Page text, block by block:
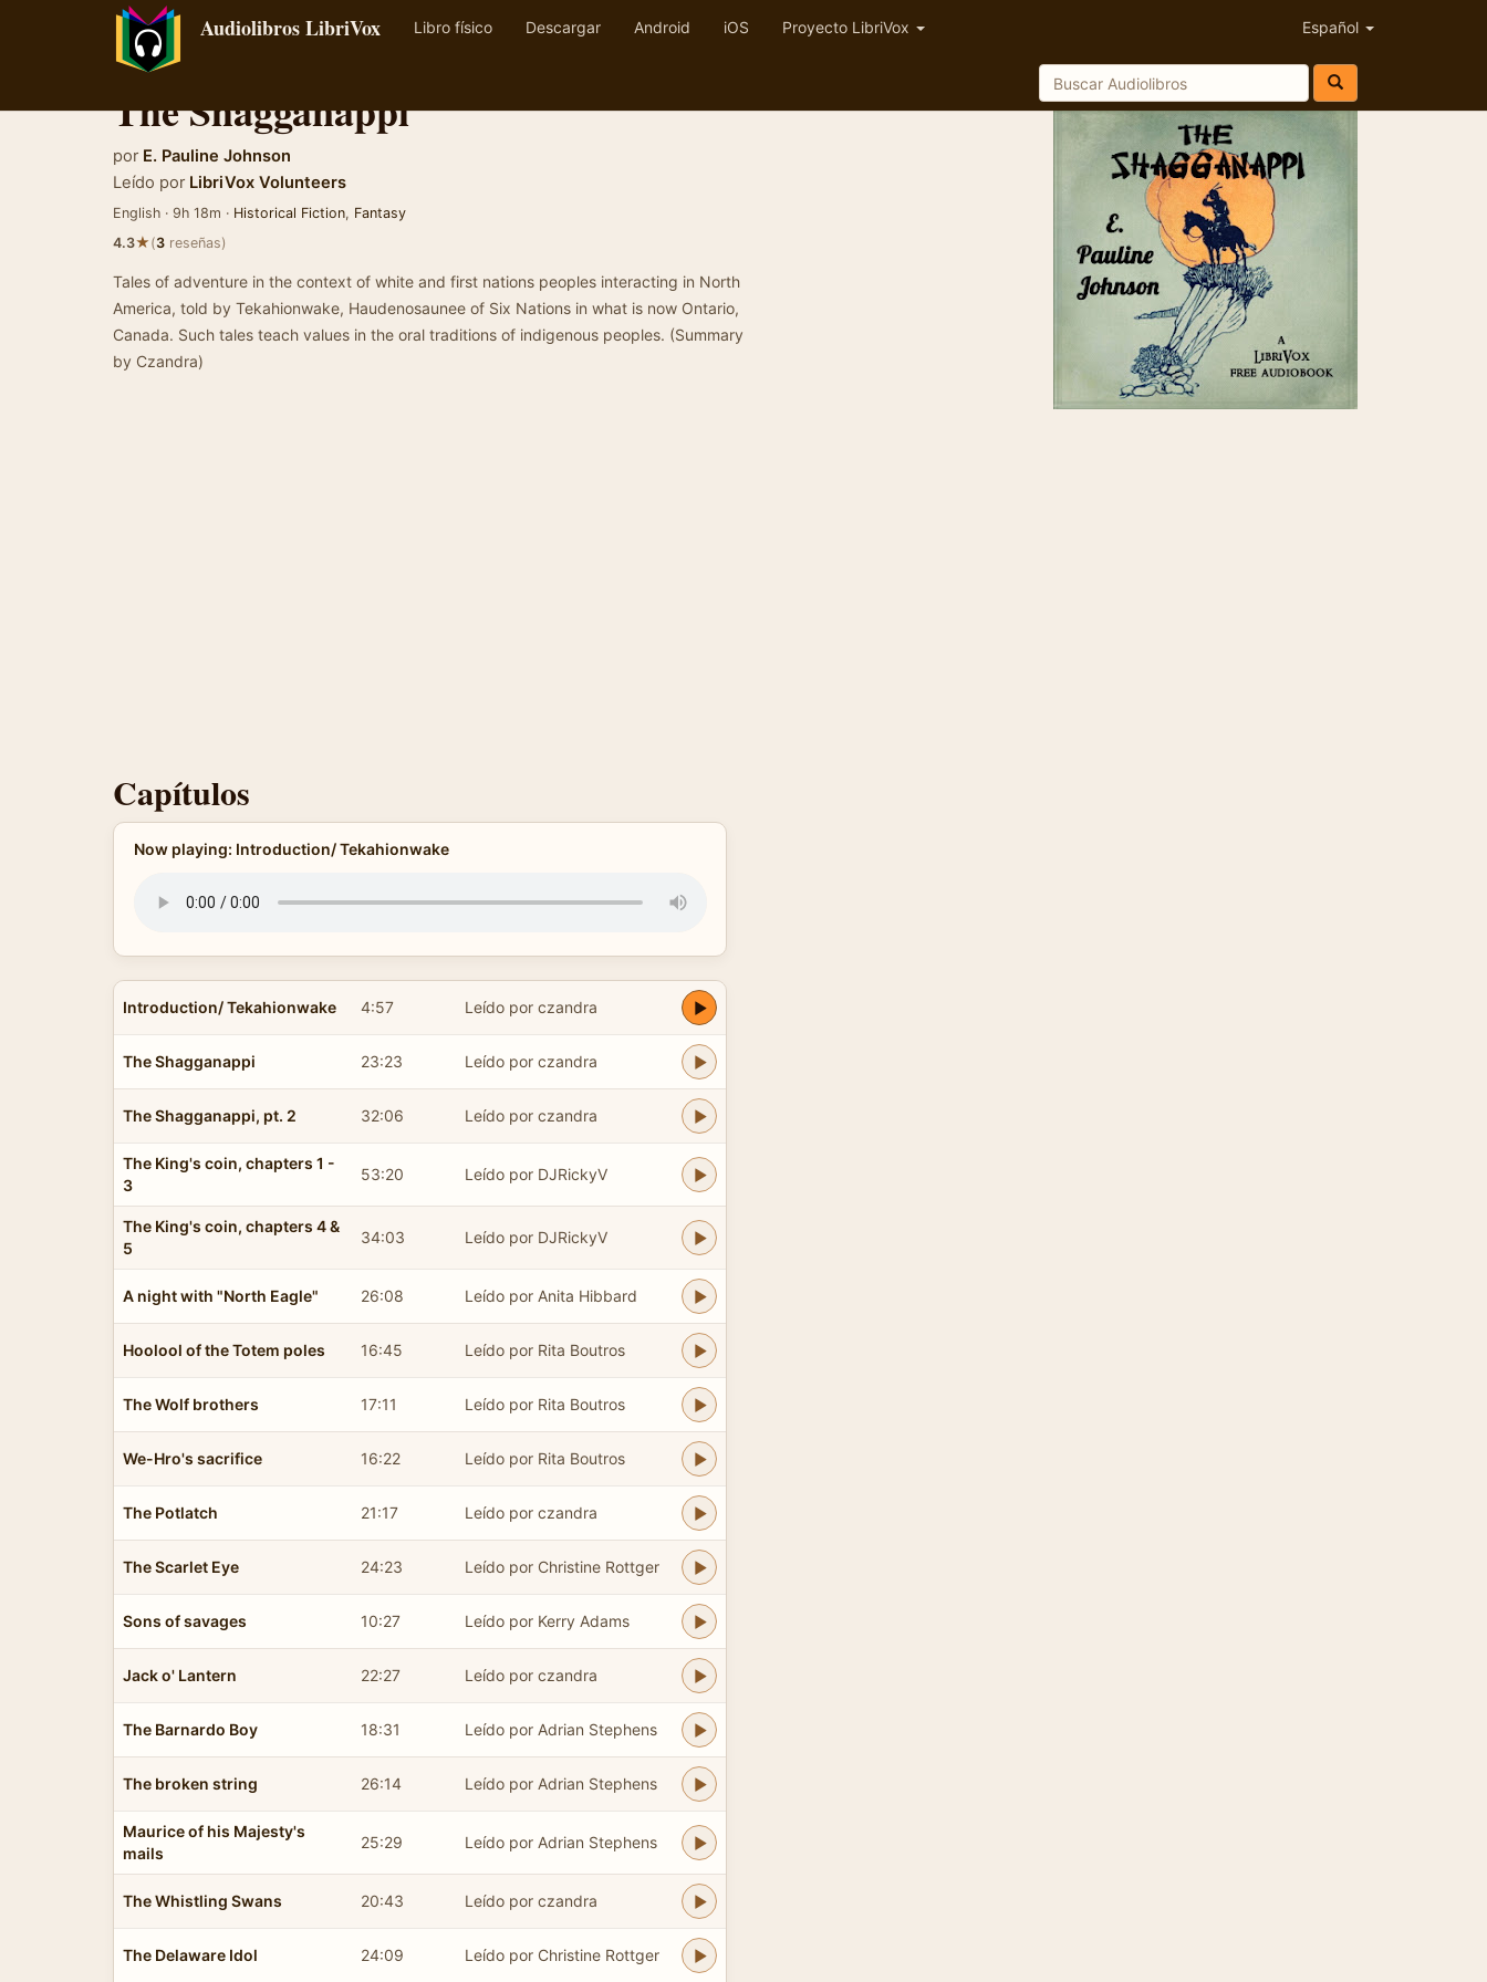
Audiolibros LibriVox Libro físico Descargar Android iOS Proyecto LibriVox Español
The Shagganappi
por E. Pauline Johnson
Leído por LibriVox Volunteers
English · 9h 18m · Historical Fiction, Fantasy
4.3★(3 reseñas)
Tales of adventure in the context of white and first nations peoples interacting in North
America, told by Tekahionwake, Haudenosaunee of Six Nations in what is now Ontario,
Canada. Such tales teach values in the oral traditions of indigenous peoples. (Summary
by Czandra)
Capítulos
Now playing: Introduction/ Tekahionwake
Introduction/ Tekahionwake 4:57 Leído por czandra
The Shagganappi 23:23 Leído por czandra
The Shagganappi, pt. 2 32:06 Leído por czandra
The King's coin, chapters 1 -
3
53:20 Leído por DJRickyV
The King's coin, chapters 4 &
5
34:03 Leído por DJRickyV
A night with "North Eagle" 26:08 Leído por Anita Hibbard
Hoolool of the Totem poles 16:45 Leído por Rita Boutros
The Wolf brothers 17:11 Leído por Rita Boutros
We-Hro's sacrifice 16:22 Leído por Rita Boutros
The Potlatch 21:17 Leído por czandra
The Scarlet Eye 24:23 Leído por Christine Rottger
Sons of savages 10:27 Leído por Kerry Adams
Jack o' Lantern 22:27 Leído por czandra
The Barnardo Boy 18:31 Leído por Adrian Stephens
The broken string 26:14 Leído por Adrian Stephens
Maurice of his Majesty's
mails
25:29 Leído por Adrian Stephens
The Whistling Swans 20:43 Leído por czandra
The Delaware Idol 24:09 Leído por Christine Rottger